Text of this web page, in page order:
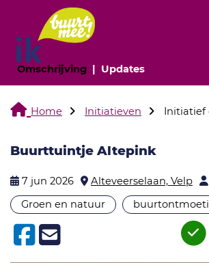
Omschrijving(huidige pagina)
Updates(huidige
Home Initiatieven Initiatief
Buurttuintje Altepink
7 jun 2026 Alteveerselaan, Velp
Groen en natuur